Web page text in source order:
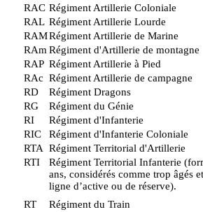
RAC Régiment Artillerie Coloniale
RAL Régiment Artillerie Lourde
RAMRégiment Artillerie de Marine
RAm Régiment d'Artillerie de montagne
RAP Régiment Artillerie à Pied
RAc Régiment Artillerie de campagne
RD
Régiment Dragons
RG
Régiment du Génie
RI
Régiment d'Infanterie
RIC
Régiment d'Infanterie Coloniale
RTA Régiment Territorial d'Artillerie
RTI
Régiment Territorial Infanterie
ans, considérés comme trop âgés
ligne d’active ou de réserve).
RT
Régiment du Train